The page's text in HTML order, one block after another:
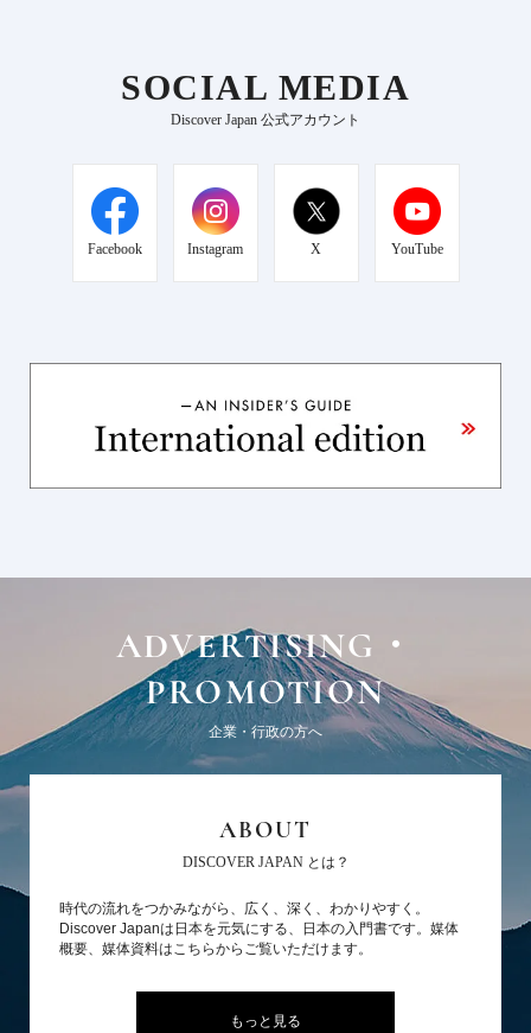
SOCIAL MEDIA
Discover Japan 公式アカウント
Facebook Instagram X YouTube
ADVERTISING・
PROMOTION
企業・行政の方へ
ABOUT
DISCOVER JAPAN とは？
時代の流れをつかみながら、広く、深く、わかりやすく。
Discover Japanは日本を元気にする、日本の入門書です。媒体
概要、媒体資料はこちらからご覧いただけます。
もっと見る